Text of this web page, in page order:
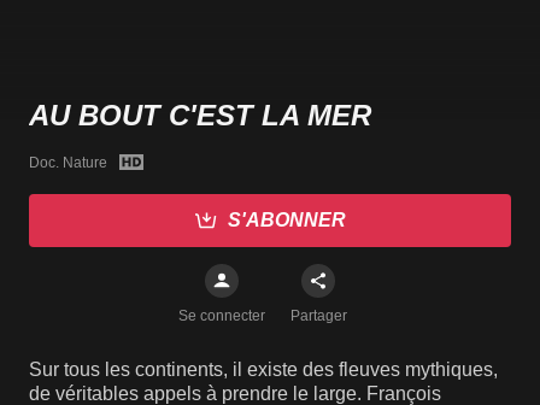
AU BOUT C'EST LA MER
Doc. Nature
S'ABONNER
Se connecter Partager
Sur tous les continents, il existe des fleuves mythiques,
de véritables appels à prendre le large. François